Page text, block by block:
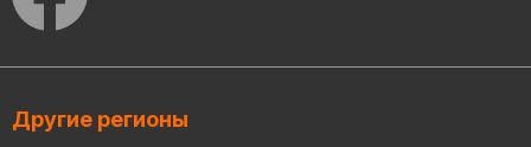
Другие регионы